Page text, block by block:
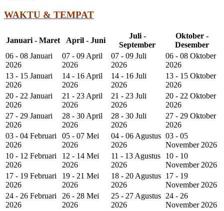
WAKTU & TEMPAT
Januari - Maret April - Juni
Juli -
September
Oktober -
Desember
06 - 08 Januari
2026
07 - 09 April
2026
07 - 09 Juli
2026
06 - 08 Oktober
2026
13 - 15 Januari
2026
14 - 16 April
2026
14 - 16 Juli
2026
13 - 15 Oktober
2026
20 - 22 Januari
2026
21 - 23 April
2026
21 - 23 Juli
2026
20 - 22 Oktober
2026
27 - 29 Januari
2026
28 - 30 April
2026
28 - 30 Juli
2026
27 - 29 Oktober
2026
03 - 04 Februari
2026
05 - 07 Mei
2026
04 - 06 Agustus
2026
03 - 05
November 2026
10 - 12 Februari
2026
12 - 14 Mei
2026
11 - 13 Agustus
2026
10 - 10
November 2026
17 - 19 Februari
2026
19 - 21 Mei
2026
18 - 20 Agustus
2026
17 - 19
November 2026
24 - 26 Februari
2026
26 - 28 Mei
2026
25 - 27 Agustus
2026
24 - 26
November 2026